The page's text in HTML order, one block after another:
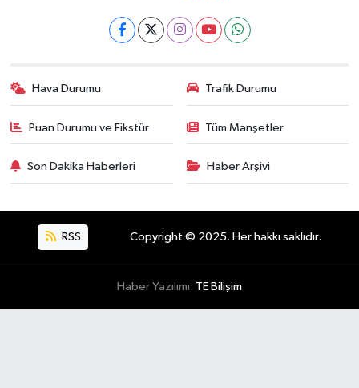
Hava Durumu Trafik Durumu
Puan Durumu ve Fikstür Tüm Manşetler
Son Dakika Haberleri Haber Arşivi
RSS Copyright © 2025. Her hakkı saklıdır.
Haber Yazılımı: TE Bilişim